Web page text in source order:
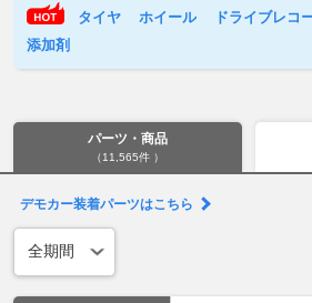
タイヤ ホイール ドライブレコ
添加剤
パーツ・商品
（11,565件 ）
デモカー装着パーツはこちら